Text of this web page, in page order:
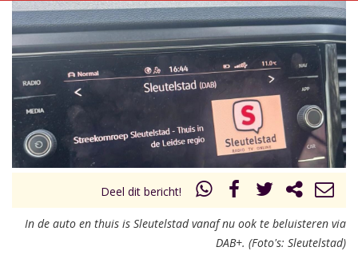
STRAKS:
De nacht van Sleutelstad
0.00 - 6.00 uur
Vorig uur
uur 1 van 0 Volgend uur
Deel dit bericht!
In de auto en thuis is Sleutelstad vanaf nu ook te beluisteren via
DAB+. (Foto's: Sleutelstad)